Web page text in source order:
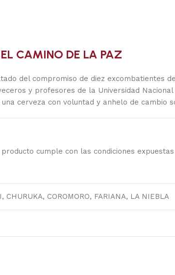
CAMINO DE LA PAZ
del compromiso de diez excombatientes
y profesores de la Universidad Nacional
cerveza con voluntad y anhelo de cambio
cumple con las condiciones expuestas
, CHURUKA, COROMORO, FARIANA, LA NIEBLA